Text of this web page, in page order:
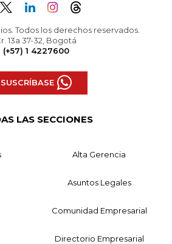
Todos los derechos reservados.
13a 37-32, Bogotá
(+57) 1 4227600
SUSCRÍBASE
LAS SECCIONES
Alta Gerencia
Asuntos Legales
Comunidad Empresarial
Directorio Empresarial